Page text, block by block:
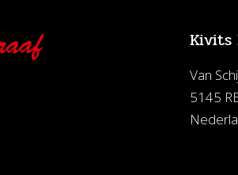
Kivits
Van
5145